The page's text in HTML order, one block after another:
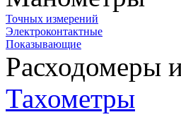
Точных измерений
Электроконтактные
Показывающие
Расходомеры
Тахометры